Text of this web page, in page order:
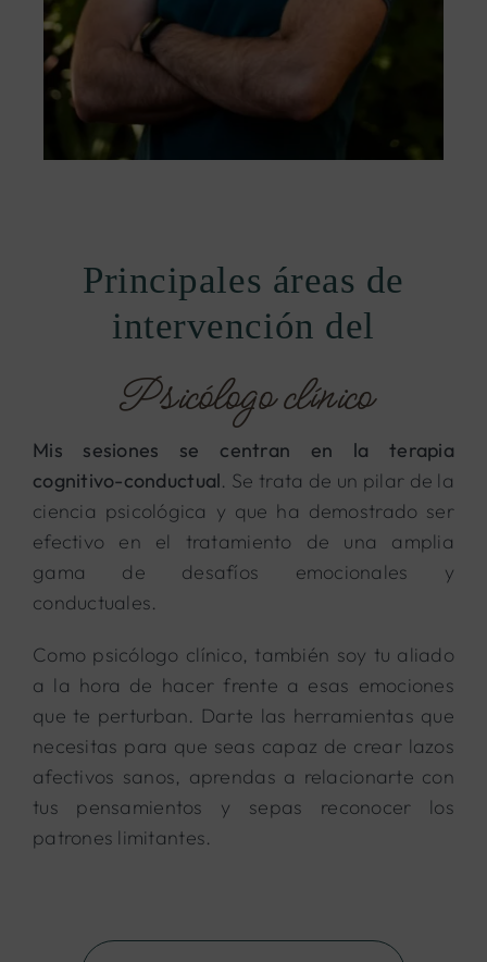
Principales áreas de
intervención del
Psicólogo clínico
Mis sesiones se centran en la terapia
cognitivo-conductual. Se trata de un pilar de la
ciencia psicológica y que ha demostrado ser
efectivo en el tratamiento de una amplia
gama de desafíos emocionales y
conductuales.
Como psicólogo clínico, también soy tu aliado
a la hora de hacer frente a esas emociones
que te perturban. Darte las herramientas que
necesitas para que seas capaz de crear lazos
afectivos sanos, aprendas a relacionarte con
tus pensamientos y sepas reconocer los
patrones limitantes.